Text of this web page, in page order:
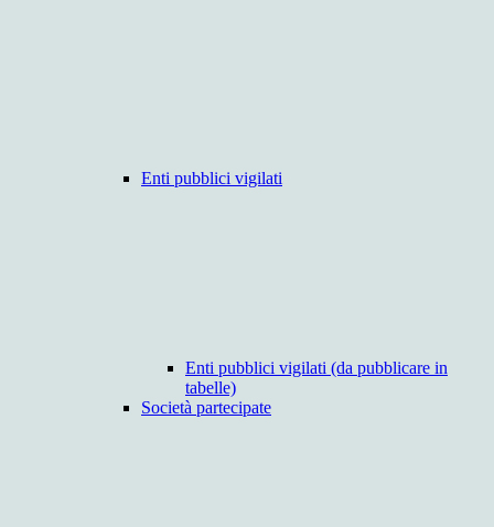
Enti pubblici vigilati
Enti pubblici vigilati (da pubblicare in
tabelle)
Società partecipate